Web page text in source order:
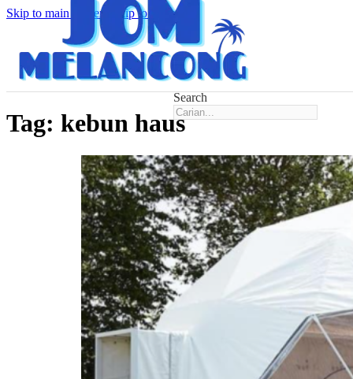
Skip to main content Skip to footer
Search
Tag: kebun haus